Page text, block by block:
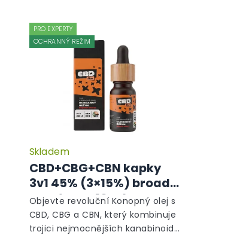
PRO EXPERTY
OCHRANNÝ REŽIM
CBD+CBG+CBN kapky
3v1 45% (3×15%) broad
spectrum, 10 ml -
Ochranný režim
Skladem
Objevte revoluční Konopný olej s
CBD, CBG a CBN, který kombinuje
trojici nejmocnějších kanabinoidů